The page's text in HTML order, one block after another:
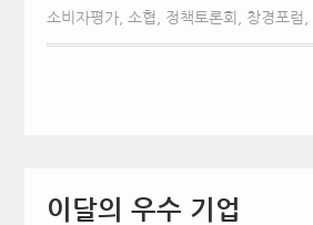
소비자평가, 소협 정책토론회 창경포럼
이달의 우수 기업